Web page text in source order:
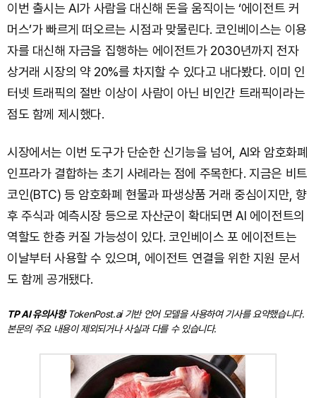
이번 출시는 AI가 사람을 대신해 돈을 움직이는 ‘에이전트 커
머스’가 빠르게 떠오르는 시점과 맞물린다. 코인베이스는 이용
자를 대신해 자금을 집행하는 에이전트가 2030년까지 전자
상거래 시장의 약 20%를 차지할 수 있다고 내다봤다. 이미 인
터넷 트래픽의 절반 이상이 사람이 아닌 비인간 트래픽이라는
점도 함께 제시했다.
시장에서는 이번 도구가 단순한 신기능을 넘어, AI와 암호화폐
인프라가 결합하는 초기 사례라는 점에 주목한다. 지금은 비트
코인(BTC) 등 암호화폐 현물과 파생상품 거래 중심이지만, 향
후 주식과 예측시장 등으로 자산군이 확대되면 AI 에이전트의
역할도 한층 커질 가능성이 있다. 코인베이스 포 에이전트는
이날부터 사용할 수 있으며, 에이전트 연결을 위한 지원 문서
도 함께 공개됐다.
TP AI 유의사항TokenPost.ai 기반 언어 모델을 사용하여 기사를 요약했습니다.
본문의 주요 내용이 제외되거나 사실과 다를 수 있습니다.